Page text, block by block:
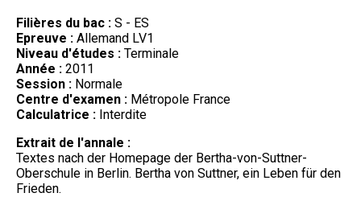
Filières du bac : S - ES
Epreuve : Allemand LV1
Niveau d'études : Terminale
Année : 2011
Session : Normale
Centre d'examen : Métropole France
Calculatrice : Interdite
Extrait de l'annale :
Textes nach der Homepage der Bertha-von-Suttner-
Oberschule in Berlin. Bertha von Suttner, ein Leben für den
Frieden.